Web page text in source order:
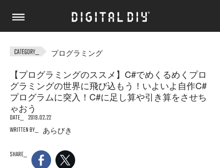
プログラミング
【プログラミングのススメ】C#でめくるめくプロ
グラミングの世界に飛び込もう！いよいよ自作C#
プログラムに突入！C#に足し算や引き算をさせち
ゃおう
DATE
2019.02.22
WRITTEN BY
あらびき
SHARE